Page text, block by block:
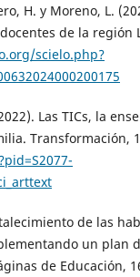
H. y Moreno, L.
de la región
scielo.php?
Las TICs, la
Transformación,
de las
un plan
de Educación,